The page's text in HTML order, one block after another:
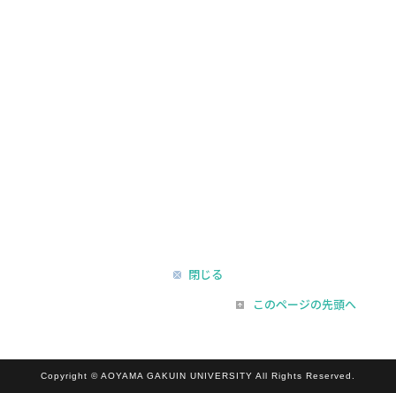
閉じる
このページの先頭へ
Copyright © AOYAMA GAKUIN UNIVERSITY All Rights Reserved.